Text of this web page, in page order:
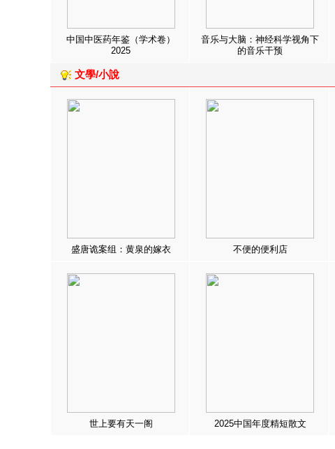
中国中医药年鉴（学术卷）
2025
音乐与大脑：神经科学视角下
的音乐干预
文學/小說
盛唐诡案组：黄泉的嫁衣 不便的便利店
世上要有天一阁 2025中国年度精短散文